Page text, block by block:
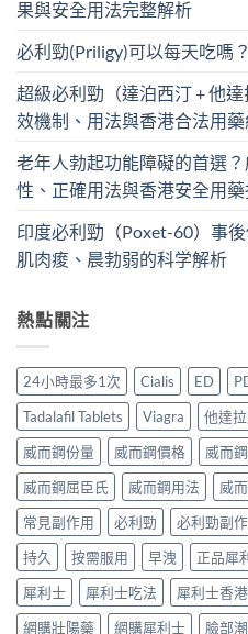
果與安全用法完整解析
必利勁(Priligy)可以每天吃嗎
超級必利勁（達泊西汀 + 他
效機制、用法與香港合法用藥
老年人勃起功能障礙的首選
性、正確用法與香港安全用藥
印度必利勁（Poxet-60）事
肌肉痠、晨勃弱的科学解析
熱點關注
24小時最多1次 Cialis ED
Tadalafil Tablets
Viagra 他達
威而鋼份量
威而鋼價格 威而
威而鋼屈臣氏
威而鋼用法 威
常見副作用
必利勁 必利勁副
持久
按需服用 早洩 正品犀
犀利士
犀利士吃法 犀利士香
網購壯陽藥
網購犀利士 臉部